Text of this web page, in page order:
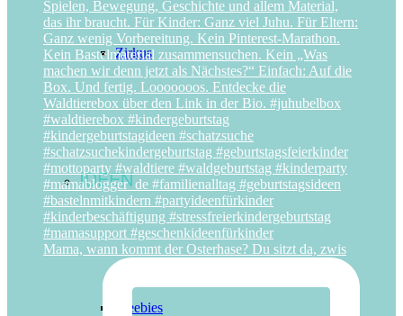
Zirkus
IDEEN
Freebies
Mama, wann kommt der Osterhase? Du sitzt da, zwis